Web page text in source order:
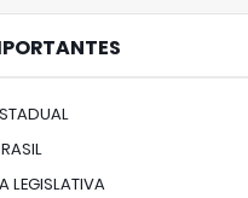
LEGISLATIVA